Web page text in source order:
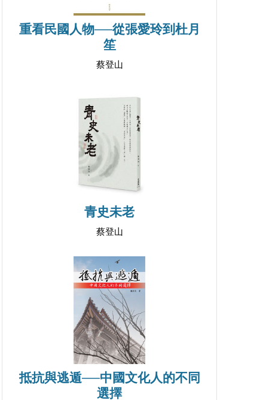
重看民國人物──從張愛玲到杜月
笙
蔡登山
青史未老
蔡登山
抵抗與逃遁──中國文化人的不同
選擇